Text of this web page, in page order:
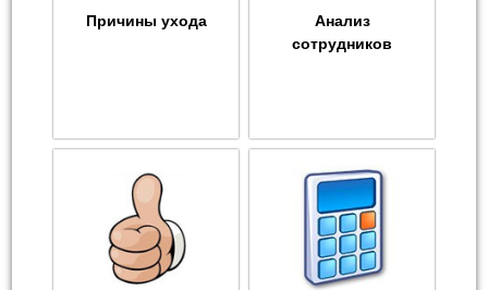
Причины ухода
Анализ
сотрудников